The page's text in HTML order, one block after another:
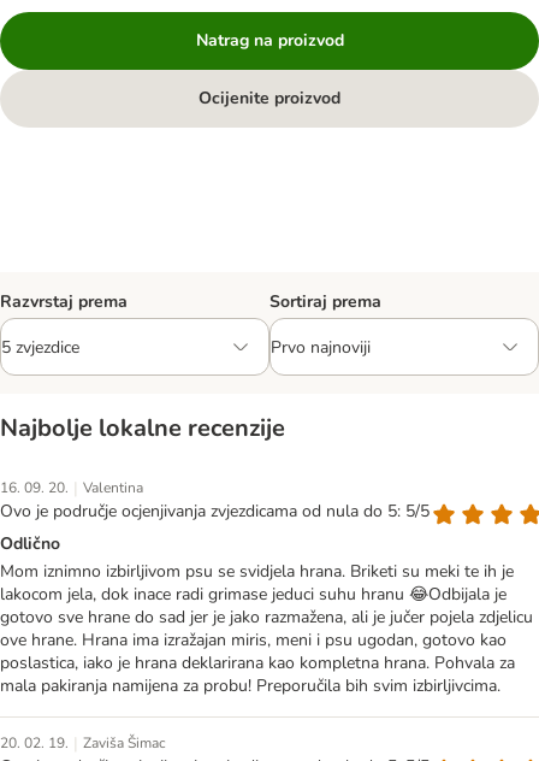
Natrag na proizvod
Ocijenite proizvod
Razvrstaj prema Sortiraj prema
Najbolje lokalne recenzije
16. 09. 20. | Valentina
Ovo je područje ocjenjivanja zvjezdicama od nula do 5: 5/5
Odlično
Mom iznimno izbirljivom psu se svidjela hrana. Briketi su meki te ih je
lakocom jela, dok inace radi grimase jeduci suhu hranu 😂Odbijala je
gotovo sve hrane do sad jer je jako razmažena, ali je jučer pojela zdjelicu
ove hrane. Hrana ima izražajan miris, meni i psu ugodan, gotovo kao
poslastica, iako je hrana deklarirana kao kompletna hrana. Pohvala za
mala pakiranja namijena za probu! Preporučila bih svim izbirljivcima.
20. 02. 19. | Zaviša Šimac